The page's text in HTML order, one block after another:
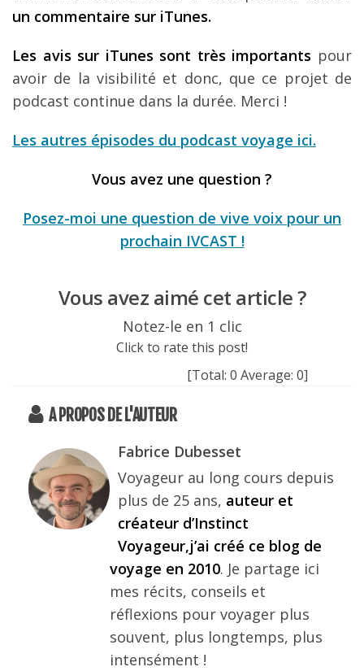
un commentaire sur iTunes.
Les avis sur iTunes sont très importants pour
avoir de la visibilité et donc, que ce projet de
podcast continue dans la durée. Merci !
Les autres épisodes du podcast voyage ici.
Vous avez une question ?
Posez-moi une question de vive voix pour un
prochain IVCAST !
Vous avez aimé cet article ?
Notez-le en 1 clic
Click to rate this post!
[Total: 0 Average: 0]
A PROPOS DE L'AUTEUR
Fabrice Dubesset
Voyageur au long cours depuis
plus de 25 ans, auteur et
créateur d’Instinct
Voyageur,j’ai créé ce blog de
voyage en 2010. Je partage ici
mes récits, conseils et
réflexions pour voyager plus
souvent, plus longtemps, plus
intensément !